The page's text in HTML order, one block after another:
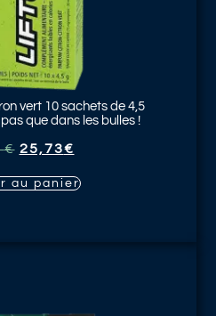
vert 10 sachets de 4,5
pas que dans les bulles !
€ 25,73€
au panier